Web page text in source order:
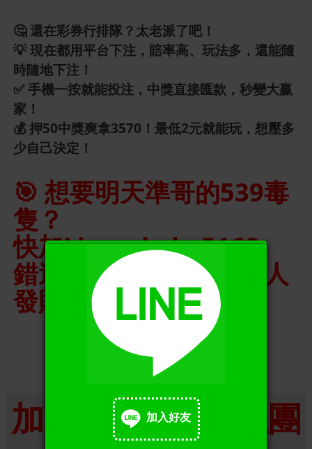
加入好友
🤔 還在彩券行排隊？太老派了吧！
💡 現在都用平台下注，賠率高、玩法多，還能隨
時隨地下注！
✅ 手機一按就能投注，中獎直接匯款，秒變大贏
家！
💰 押50中獎爽拿3570！最低2元就能玩，想壓多
少自己決定！
🎯 想要明天準哥的539毒
隻？
快加Line：keke5168
錯過這波，你只能看別人
發財啦！🔥
加入準哥539粉絲團